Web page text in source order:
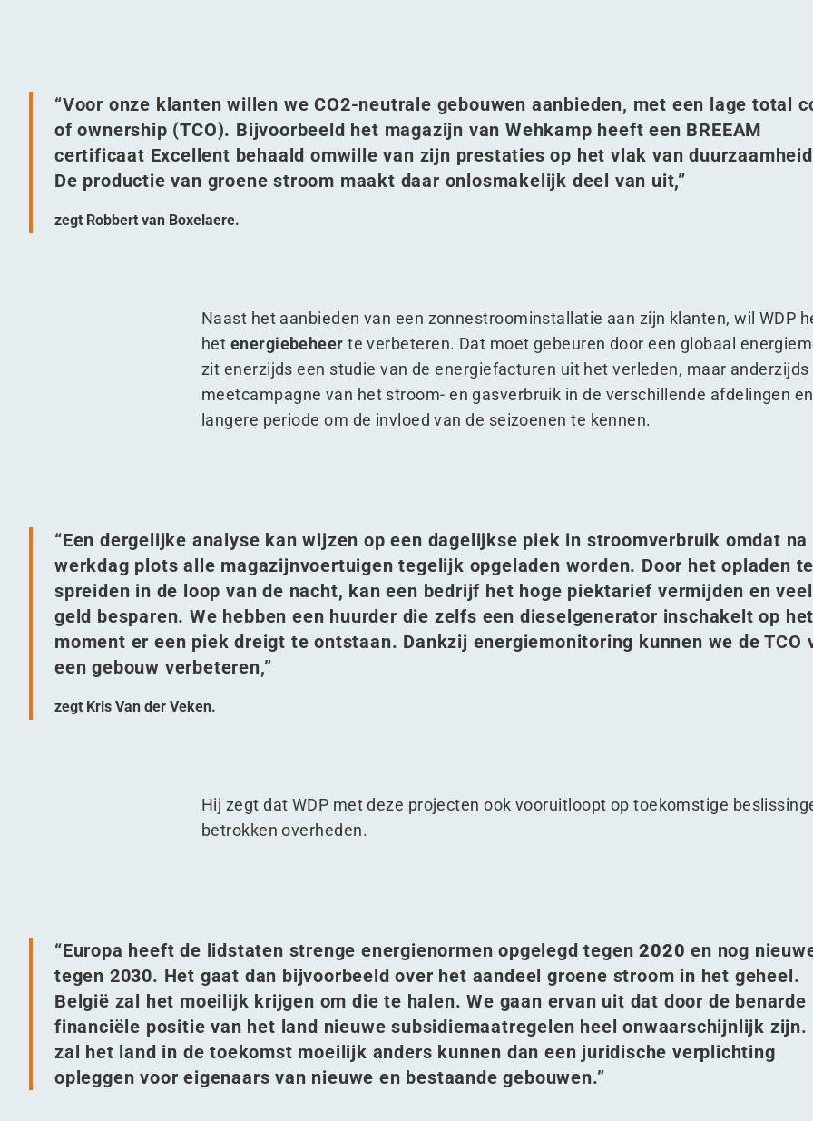
“Voor onze klanten willen we CO2-neutrale gebouwen aanbieden, met een lage total
of ownership (TCO). Bijvoorbeeld het magazijn van Wehkamp heeft een BREEAM
certificaat Excellent behaald omwille van zijn prestaties op het vlak van
De productie van groene stroom maakt daar onlosmakelijk deel van uit,”
zegt Robbert van Boxelaere.
Naast het aanbieden van een zonnestroominstallatie aan zijn klanten, wil WDP
het energiebeheerte verbeteren. Dat moet gebeuren door een globaal
zit enerzijds een studie van de energiefacturen uit het verleden, maar
meetcampagne van het stroom- en gasverbruik in de verschillende afdelingen
langere periode om de invloed van de seizoenen te kennen.
“Een dergelijke analyse kan wijzen op een dagelijkse piek in stroomverbruik omdat na
werkdag plots alle magazijnvoertuigen tegelijk opgeladen worden. Door het opladen te
spreiden in de loop van de nacht, kan een bedrijf het hoge piektarief vermijden en veel
geld besparen. We hebben een huurder die zelfs een dieselgenerator inschakelt op het
moment er een piek dreigt te ontstaan. Dankzij energiemonitoring kunnen we de TCO
een gebouw verbeteren,”
zegt Kris Van der Veken.
Hij zegt dat WDP met deze projecten ook vooruitloopt op toekomstige
betrokken overheden.
“Europa heeft de lidstaten strenge energienormen opgelegd tegen2020en nog
tegen 2030. Het gaat dan bijvoorbeeld over het aandeel groene stroom in het geheel.
België zal het moeilijk krijgen om die te halen. We gaan ervan uit dat door de benarde
financiële positie van het land nieuwe subsidiemaatregelen heel onwaarschijnlijk zijn.
zal het land in de toekomst moeilijk anders kunnen dan een juridische verplichting
opleggen voor eigenaars van nieuwe en bestaande gebouwen.”